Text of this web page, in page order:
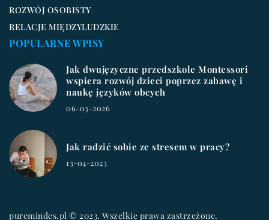
ROZWÓJ OSOBISTY
RELACJE MIĘDZYLUDZKIE
POPULARNE WPISY
Jak dwujęzyczne przedszkole Montessori
wspiera rozwój dzieci poprzez zabawę i
naukę języków obcych
06-03-2026
Jak radzić sobie ze stresem w pracy?
13-04-2023
puremindes.pl © 2023. Wszelkie prawa zastrzeżone.